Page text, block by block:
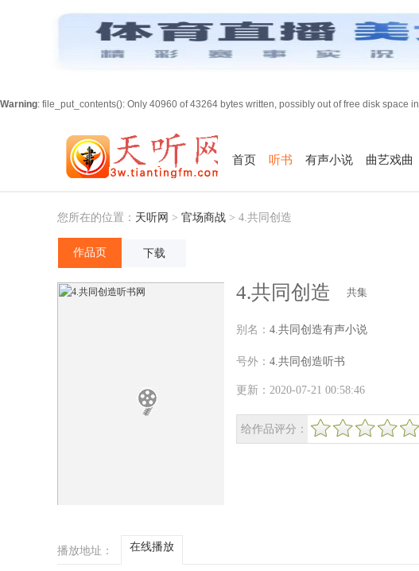
Warning: file_put_contents(): Only 40960 of 43264 bytes written, possibly out of free disk space in
首页 听书 有声小说 曲艺戏曲
您所在的位置： 天听网 > 官场商战 > 4.共同创造
作品页 下载
4.共同创造 共集
别名： 4.共同创造有声小说
号外： 4.共同创造听书
更新：2020-07-21 00:58:46
给作品评分：
很差较差 还行 推荐力荐
播放地址： 在线播放